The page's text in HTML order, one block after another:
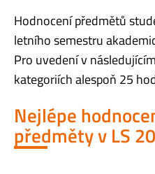
Hodnocení předmětů
letního semestru
Pro uvedení v
kategoriích alespoň 25
Nejlépe
předměty v LS